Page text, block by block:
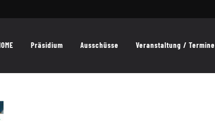
Präsidium Ausschüsse Veranstaltung / Termine